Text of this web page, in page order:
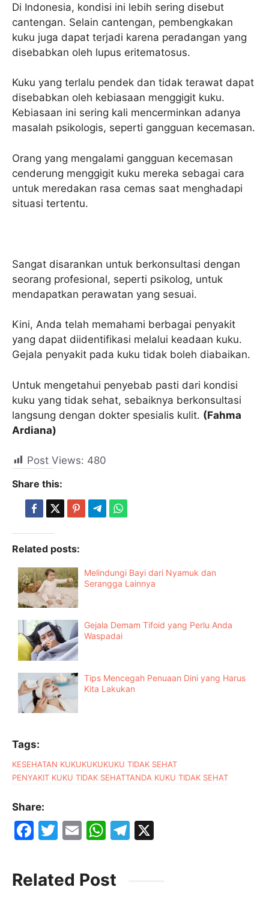
Di Indonesia, kondisi ini lebih sering disebut
cantengan. Selain cantengan, pembengkakan
kuku juga dapat terjadi karena peradangan yang
disebabkan oleh lupus eritematosus.
Kuku yang terlalu pendek dan tidak terawat dapat
disebabkan oleh kebiasaan menggigit kuku.
Kebiasaan ini sering kali mencerminkan adanya
masalah psikologis, seperti gangguan kecemasan.
Orang yang mengalami gangguan kecemasan
cenderung menggigit kuku mereka sebagai cara
untuk meredakan rasa cemas saat menghadapi
situasi tertentu.
Sangat disarankan untuk berkonsultasi dengan
seorang profesional, seperti psikolog, untuk
mendapatkan perawatan yang sesuai.
Kini, Anda telah memahami berbagai penyakit
yang dapat diidentifikasi melalui keadaan kuku.
Gejala penyakit pada kuku tidak boleh diabaikan.
Untuk mengetahui penyebab pasti dari kondisi
kuku yang tidak sehat, sebaiknya berkonsultasi
langsung dengan dokter spesialis kulit. (Fahma
Ardiana)
Post Views: 480
Share this:
Related posts:
Melindungi Bayi dari Nyamuk dan
Serangga Lainnya
Gejala Demam Tifoid yang Perlu Anda
Waspadai
Tips Mencegah Penuaan Dini yang Harus
Kita Lakukan
Tags:
KESEHATAN KUKUKUKUKUKU TIDAK SEHAT
PENYAKIT KUKU TIDAK SEHATTANDA KUKU TIDAK SEHAT
Share:
F
c
e
T
itt
er
E
ai
l
W
at
s
T
Related Post